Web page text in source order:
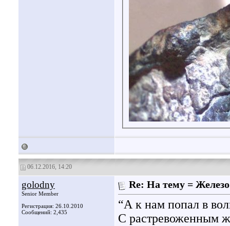
06.12.2016, 14:20
golodny
Senior Member
Регистрация: 26.10.2010
Сообщений: 2,435
Re: На тему =
“А к нам попал в
С растревоженным